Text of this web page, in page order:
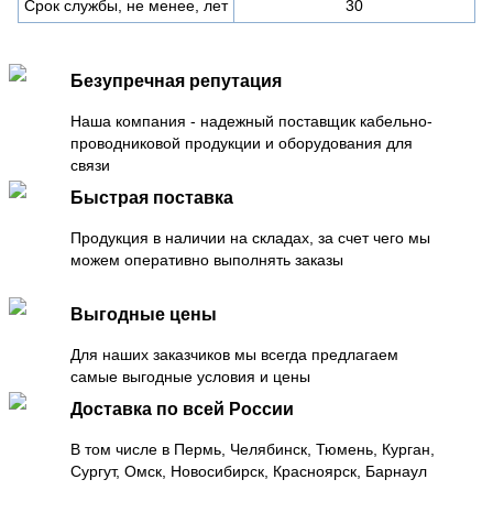
Срок службы, не менее, лет
30
Безупречная репутация
Наша компания - надежный поставщик кабельно-
проводниковой продукции и оборудования для
связи
Быстрая поставка
Продукция в наличии на складах, за счет чего мы
можем оперативно выполнять заказы
Выгодные цены
Для наших заказчиков мы всегда предлагаем
самые выгодные условия и цены
Доставка по всей России
В том числе в Пермь, Челябинск, Тюмень, Курган,
Сургут, Омск, Новосибирск, Красноярск, Барнаул